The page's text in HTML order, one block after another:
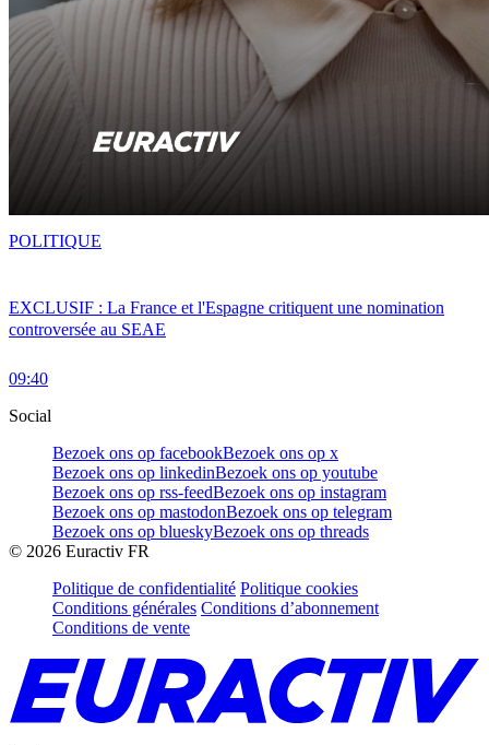
EXCLUSIF : La France et l'Espagne critiquent une nomination
controversée au SEAE
09:40
POLITIQUE
Social
Bezoek ons op facebookBezoek ons op x
Bezoek ons op linkedinBezoek ons op youtube
Bezoek ons op rss-feedBezoek ons op instagram
Bezoek ons op mastodonBezoek ons op telegram
Bezoek ons op blueskyBezoek ons op threads
© 2026 Euractiv FR
Politique de confidentialité Politique cookies
Conditions générales Conditions d’abonnement
Conditions de vente